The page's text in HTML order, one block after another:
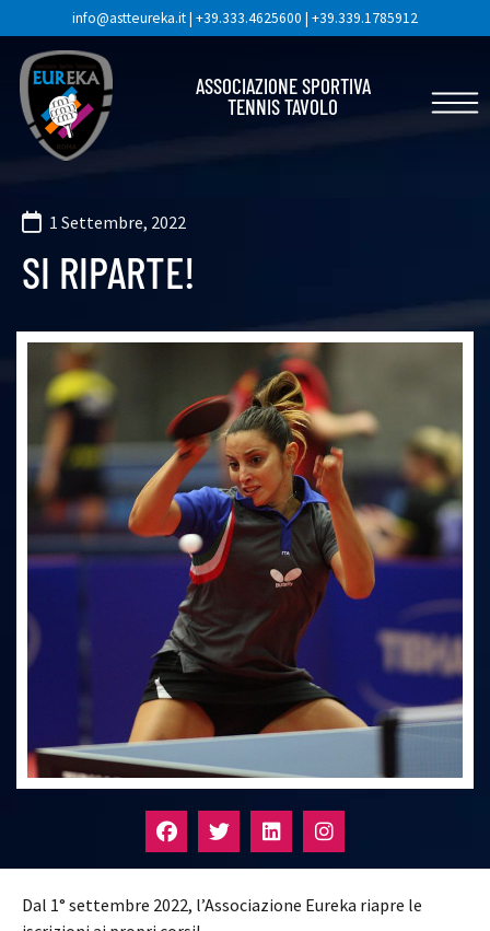
info@astteureka.it| +39.333.4625600 | +39.339.1785912
ASSOCIAZIONE SPORTIVA
TENNIS TAVOLO
1 Settembre, 2022
SI RIPARTE!
Dal 1° settembre 2022, l’Associazione Eureka riapre le